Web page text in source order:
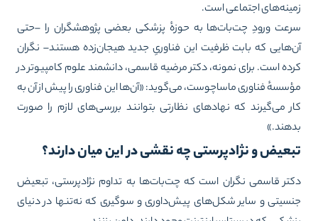
اجتماعی است.
ورودِ چت‌بات‌ها به حوزهٔ پزشکی بعضی پژوهشگران را –حتی
که بابت ظرفیت این فناوریِ جدید هیجان‌زده هستند– نگران
است. برای نمونه، دکتر مرضیه قاسمی، دانشمند علوم کامپیوتر در
فناوری ماساچوست، می‌گوید: «آن‌ها این فناوری را پیش از آن به
می‌گیرند که نهادهای نظارتی بتوانند بررسی‌های لازم را صورت
و نژادپرستی چه نقشی در این میان دارند؟
قاسمی نگران است که چت‌بات‌ها به تداوم نژادپرستی، تبعیض
و سایر شکل‌های پیش‌داوری و سوگیری که نه‌تنها در دنیای